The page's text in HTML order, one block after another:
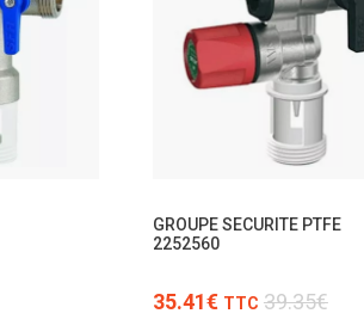
TTC
GROUPE SECURITE PTFE
2252560
35.41€ TTC 39.35€